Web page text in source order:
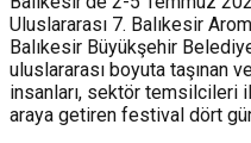
Uluslararası 7. Balıkesir
Balıkesir Büyükşehir
uluslararası boyuta taşınan
insanları, sektör temsilcileri
araya getiren festival dört